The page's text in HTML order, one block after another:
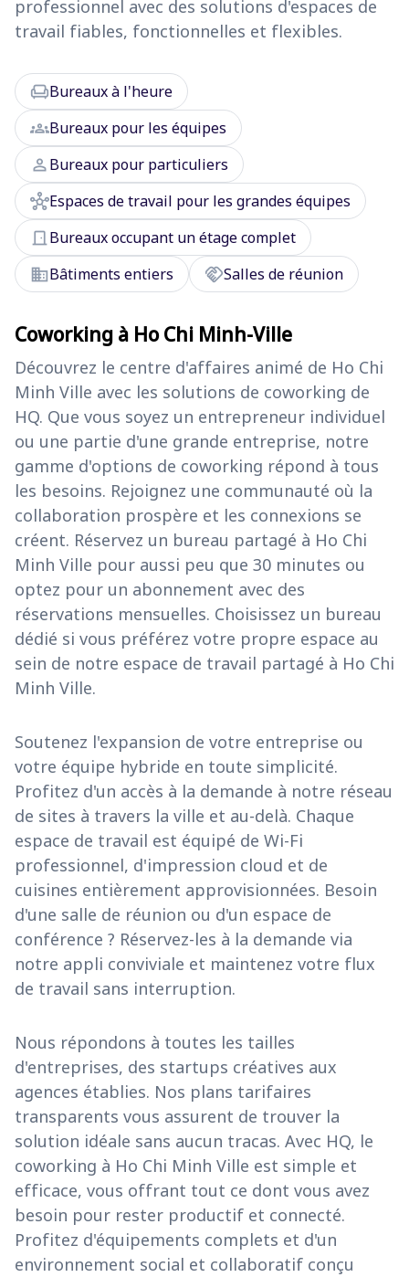
professionnel avec des solutions d'espaces de
travail fiables, fonctionnelles et flexibles.
chairBureaux à l'heure
groupsBureaux pour les équipes
personBureaux pour particuliers
hubEspaces de travail pour les grandes équipes
door_frontBureaux occupant un étage complet
domainBâtiments entiers handshakeSalles de réunion
Coworking à Ho Chi Minh-Ville
Découvrez le centre d'affaires animé de Ho Chi
Minh Ville avec les solutions de coworking de
HQ. Que vous soyez un entrepreneur individuel
ou une partie d'une grande entreprise, notre
gamme d'options de coworking répond à tous
les besoins. Rejoignez une communauté où la
collaboration prospère et les connexions se
créent. Réservez un bureau partagé à Ho Chi
Minh Ville pour aussi peu que 30 minutes ou
optez pour un abonnement avec des
réservations mensuelles. Choisissez un bureau
dédié si vous préférez votre propre espace au
sein de notre espace de travail partagé à Ho Chi
Minh Ville.
Soutenez l'expansion de votre entreprise ou
votre équipe hybride en toute simplicité.
Profitez d'un accès à la demande à notre réseau
de sites à travers la ville et au-delà. Chaque
espace de travail est équipé de Wi-Fi
professionnel, d'impression cloud et de
cuisines entièrement approvisionnées. Besoin
d'une salle de réunion ou d'un espace de
conférence ? Réservez-les à la demande via
notre appli conviviale et maintenez votre flux
de travail sans interruption.
Nous répondons à toutes les tailles
d'entreprises, des startups créatives aux
agences établies. Nos plans tarifaires
transparents vous assurent de trouver la
solution idéale sans aucun tracas. Avec HQ, le
coworking à Ho Chi Minh Ville est simple et
efficace, vous offrant tout ce dont vous avez
besoin pour rester productif et connecté.
Profitez d'équipements complets et d'un
environnement social et collaboratif conçu